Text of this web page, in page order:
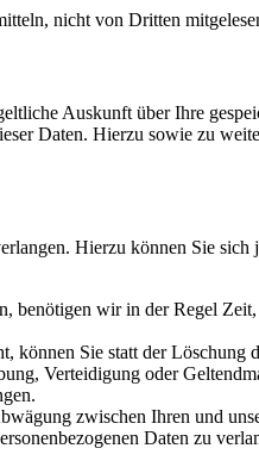
nicht von Dritten
Auskunft über Ihre
Daten. Hierzu sowie zu
Hierzu können Sie
benötigen wir in der Regel
können Sie statt der
Verteidigung oder
zwischen Ihren und
Daten zu